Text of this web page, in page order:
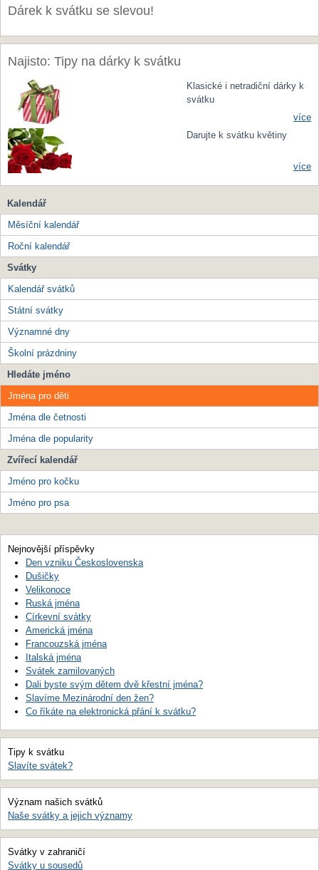
Dárek k svátku se slevou!
Najisto: Tipy na dárky k svátku
Klasické i netradiční dárky k
svátku
více
Darujte k svátku květiny
více
Kalendář
Měsíční kalendář
Roční kalendář
Svátky
Kalendář svátků
Státní svátky
Významné dny
Školní prázdniny
Hledáte jméno
Jména pro děti
Jména dle četnosti
Jména dle popularity
Zvířecí kalendář
Jméno pro kočku
Jméno pro psa
Nejnovější příspěvky
Den vzniku Československa
Dušičky
Velikonoce
Ruská jména
Církevní svátky
Americká jména
Francouzská jména
Italská jména
Svátek zamilovaných
Dali byste svým dětem dvě křestní jména?
Slavíme Mezinárodní den žen?
Co říkáte na elektronická přání k svátku?
Tipy k svátku
Slavíte svátek?
Význam našich svátků
Naše svátky a jejich významy
Svátky v zahraničí
Svátky u sousedů